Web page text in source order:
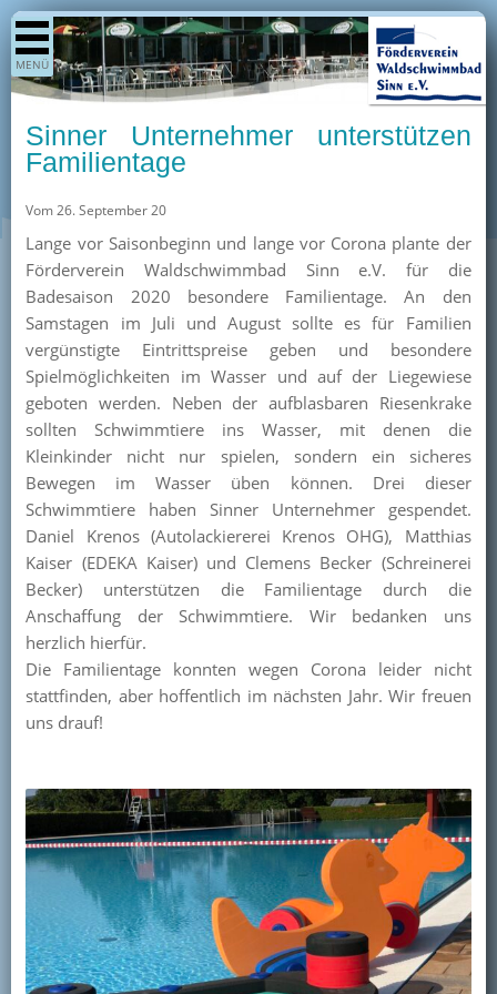
MENÜ
Shop
Aktuelles
Termine
/ Preise
Kurse
Kioskangebote
Unterstützer
Team
Pressearchiv
Mitglied werden
Sinner Unternehmer unterstützen
Familientage
Vom 26. September 20
Lange vor Saisonbeginn und lange vor Corona plante der
Förderverein Waldschwimmbad Sinn e.V. für die
Badesaison 2020 besondere Familientage. An den
Samstagen im Juli und August sollte es für Familien
vergünstigte Eintrittspreise geben und besondere
Spielmöglichkeiten im Wasser und auf der Liegewiese
geboten werden. Neben der aufblasbaren Riesenkrake
sollten Schwimmtiere ins Wasser, mit denen die
Kleinkinder nicht nur spielen, sondern ein sicheres
Bewegen im Wasser üben können. Drei dieser
Schwimmtiere haben Sinner Unternehmer gespendet.
Daniel Krenos (Autolackiererei Krenos OHG), Matthias
Kaiser (EDEKA Kaiser) und Clemens Becker (Schreinerei
Becker) unterstützen die Familientage durch die
Anschaffung der Schwimmtiere. Wir bedanken uns
herzlich hierfür.
Die Familientage konnten wegen Corona leider nicht
stattfinden, aber hoffentlich im nächsten Jahr. Wir freuen
uns drauf!